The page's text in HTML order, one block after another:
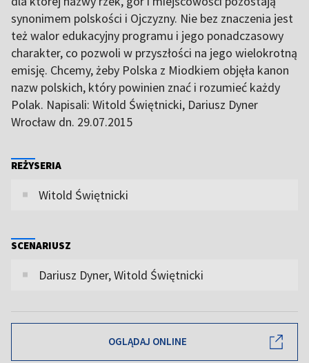
synonimem polskości i Ojczyzny. Nie bez znaczenia jest
też walor edukacyjny programu i jego ponadczasowy
charakter, co pozwoli w przyszłości na jego wielokrotną
emisję. Chcemy, żeby Polska z Miodkiem objęła kanon
nazw polskich, który powinien znać i rozumieć każdy
Polak. Napisali: Witold Świętnicki, Dariusz Dyner
Wrocław dn. 29.07.2015
REŻYSERIA
Witold Świętnicki
SCENARIUSZ
Dariusz Dyner, Witold Świętnicki
OGLĄDAJ ONLINE